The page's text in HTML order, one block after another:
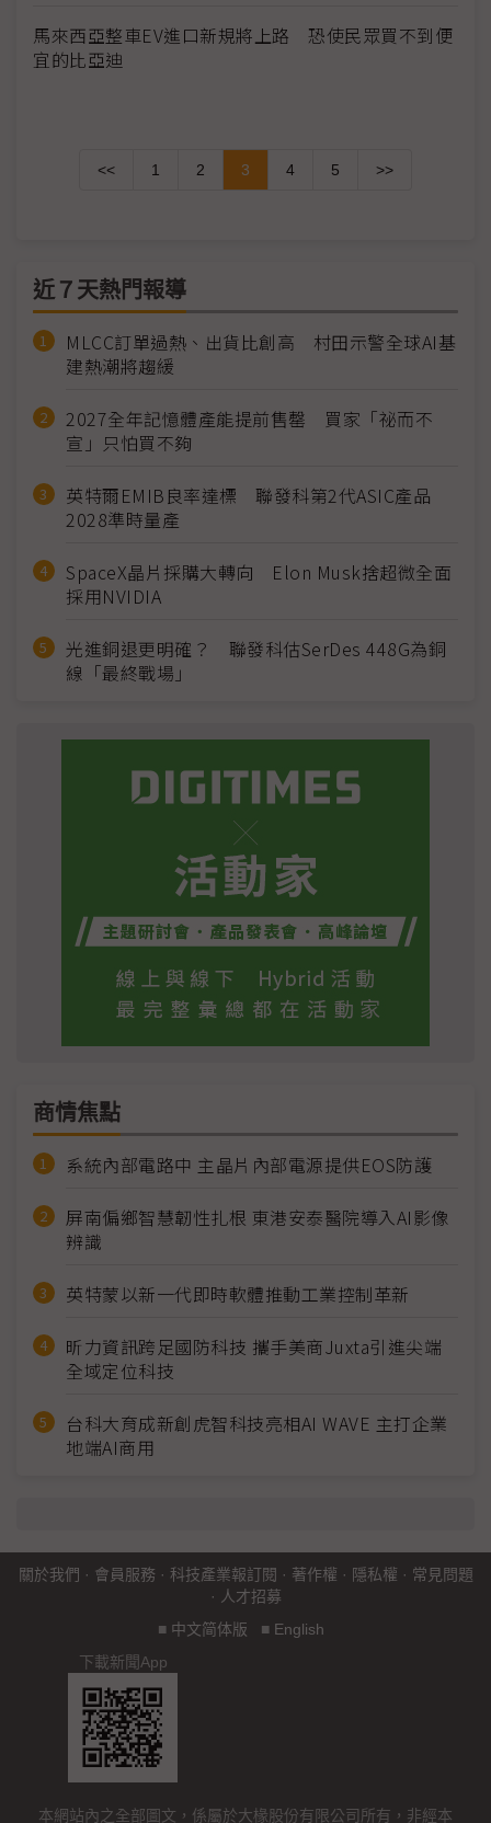
馬來西亞整車EV進口新規將上路 恐使民眾買不到便
宜的比亞迪
<< 1 2 3 4 5 >>
近７天熱門報導
MLCC訂單過熱、出貨比創高 村田示警全球AI基
建熱潮將趨緩
2027全年記憶體產能提前售罄 買家「祕而不
宣」只怕買不夠
英特爾EMIB良率達標 聯發科第2代ASIC產品
2028準時量產
SpaceX晶片採購大轉向 Elon Musk捨超微全面
採用NVIDIA
光進銅退更明確？ 聯發科估SerDes 448G為銅
線「最終戰場」
商情焦點
系統內部電路中 主晶片內部電源提供EOS防護
屏南偏鄉智慧韌性扎根 東港安泰醫院導入AI影像
辨識
英特蒙以新一代即時軟體推動工業控制革新
昕力資訊跨足國防科技 攜手美商Juxta引進尖端
全域定位科技
台科大育成新創虎智科技亮相AI WAVE 主打企業
地端AI商用
關於我們 · 會員服務 · 科技產業報訂閱 · 著作權 · 隱私權 · 常見問題
· 人才招募
■ 中文简体版 ■ English
下載新聞App
本網站內之全部圖文，係屬於大椽股份有限公司所有，非經本